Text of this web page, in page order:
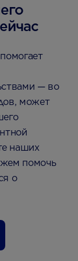
— во
может
наших
помочь
о